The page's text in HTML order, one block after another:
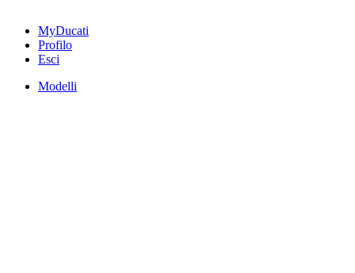
MyDucati
Profilo
Esci
Modelli